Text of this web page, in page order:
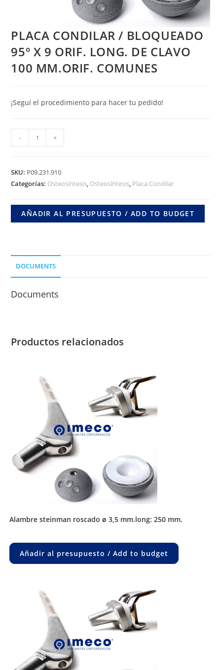
PLACA CONDILAR / BLOQUEADO
95º X 9 ORIF. LONG. DE CLAVO
100 MM.ORIF. COMUNES
¡Seguí el procedimiento para hacer tu pedido!
CONDILAR
BLOQUEADO
95º
ORIF.
CLAVO
100
COMUNES
- +
SKU: P09.231.910
Categorías: Osteosíntesis, Osteosíntesis, Placa Condilar
AÑADIR AL PRESUPUESTO / ADD TO BUDGET
DOCUMENTS
Documents
Productos relacionados
alambre steinman roscado ø 3,5 mm.long: 250 mm.
Añadir al presupuesto / Add to budget